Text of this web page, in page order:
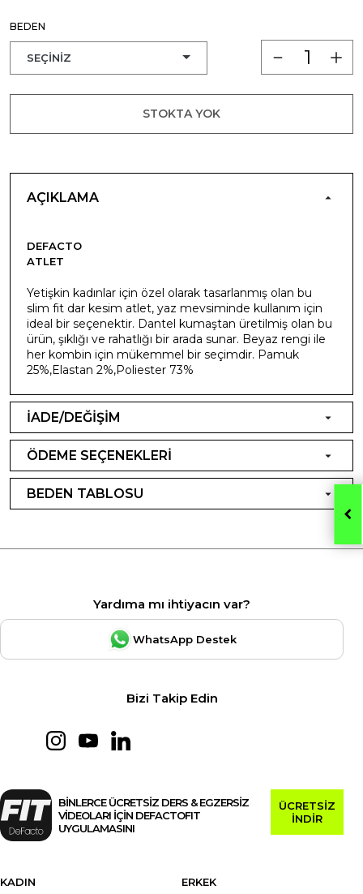
BEDEN
STOKTA YOK
AÇIKLAMA
DEFACTO
ATLET
Yetişkin kadınlar için özel olarak tasarlanmış olan bu
slim fit dar kesim atlet, yaz mevsiminde kullanım için
ideal bir seçenektir. Dantel kumaştan üretilmiş olan bu
ürün, şıklığı ve rahatlığı bir arada sunar. Beyaz rengi ile
her kombin için mükemmel bir seçimdir. Pamuk
25%,Elastan 2%,Poliester 73%
İADE/DEĞİŞİM
ÖDEME SEÇENEKLERİ
BEDEN TABLOSU
Yardıma mı ihtiyacın var?
WhatsApp Destek
Bizi Takip Edin
BİNLERCE ÜCRETSİZ DERS & EGZERSİZ
VİDEOLARI İÇİN DEFACTOFIT
UYGULAMASINI
ÜCRETSİZ
İNDİR
KADIN
ERKEK